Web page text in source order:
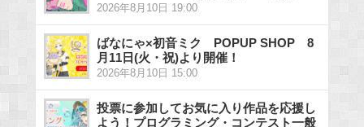
2026年8月10日 19:00
ばなにゃ×初音ミク POPUP SHOP 8
月11日(火・祝)より開催！
2026年8月10日 15:00
投票に参加してお気に入り作品を応援し
よう！プログラミング・コンテスト一般